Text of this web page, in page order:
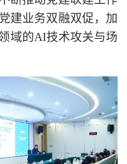
建业务双融双促，加
域的AI技术攻关与场